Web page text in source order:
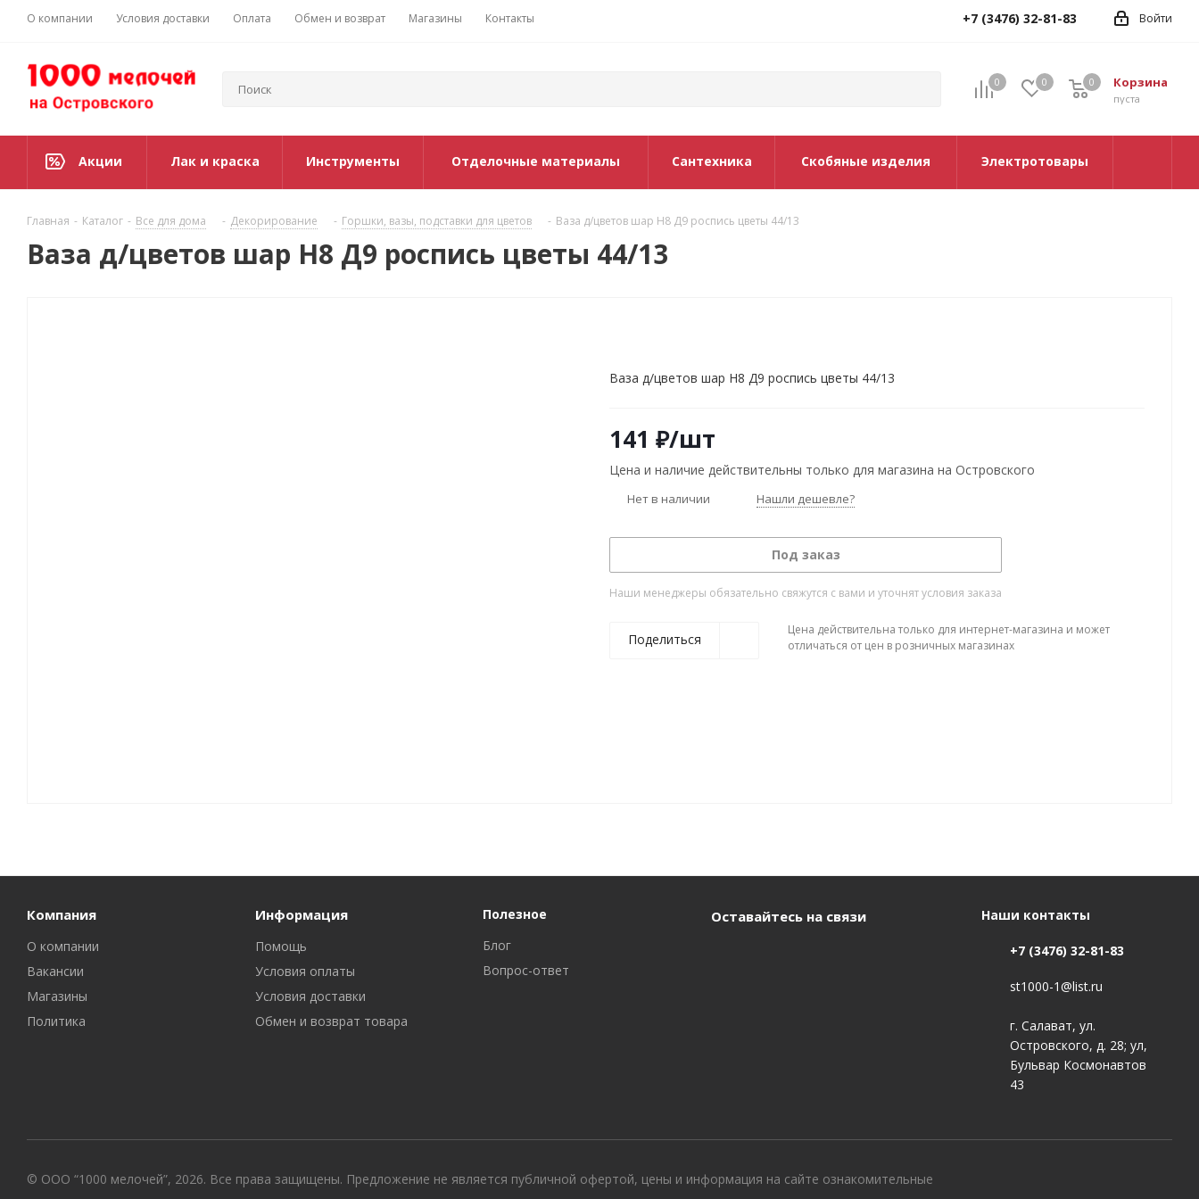
О компании Условия доставки Оплата Обмен и возврат Магазины Контакты Войти
+7 (3476) 32-81-83
0 0 Корзина
0
пуста
0
Акции Лак и краска Инструменты Отделочные материалы Сантехника Скобяные изделия Электротовары
Главная - Каталог - Все для дома - Декорирование - Горшки, вазы, подставки для цветов - Ваза д/цветов шар Н8 Д9 роспись цветы 44/13
Ваза д/цветов шар Н8 Д9 роспись цветы 44/13
Ваза д/цветов шар Н8 Д9 роспись цветы 44/13
141 ₽/шт
Цена и наличие действительны только для магазина на Островского
Нет в наличии Нашли дешевле?
Под заказ
Наши менеджеры обязательно свяжутся с вами и уточнят условия заказа
Поделиться
Цена действительна только для интернет-магазина и может
отличаться от цен в розничных магазинах
Компания
О компании
Вакансии
Магазины
Политика
Информация
Помощь
Условия оплаты
Условия доставки
Обмен и возврат товара
Полезное
Блог
Вопрос-ответ
Оставайтесь на связи Наши контакты
+7 (3476) 32-81-83
st1000-1@list.ru
г. Салават, ул.
Островского, д. 28; ул,
Бульвар Космонавтов
43
© ООО “1000 мелочей”, 2026. Все права защищены. Предложение не является публичной офертой, цены и информация на сайте ознакомительные